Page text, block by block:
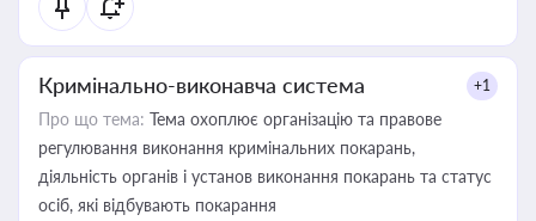
Кримінально-виконавча система +1
Про що тема: Тема охоплює організацію та правове
регулювання виконання кримінальних покарань,
діяльність органів і установ виконання покарань та статус
осіб, які відбувають покарання